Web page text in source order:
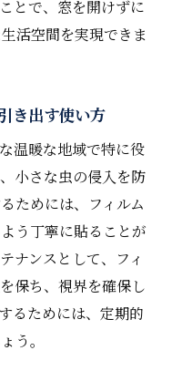
とで、窓を開けずに
活空間を実現できま
き出す使い方
温暖な地域で特に役
小さな虫の侵入を防
ためには、フィルム
う丁寧に貼ることが
ナンスとして、フィ
保ち、視界を確保し
るためには、定期的
う。